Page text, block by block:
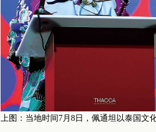
上图：当地时间7月8日，佩通坦以泰国文